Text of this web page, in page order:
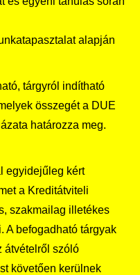
alapján
tárgyról indítható
összegét a DUE
határozza meg.
egyidejűleg kért
a Kreditátviteli
szakmailag illetékes
A befogadható tárgyak
átvételről szóló
követően kerülnek